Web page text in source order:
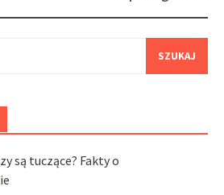
są tuczące? Fakty o